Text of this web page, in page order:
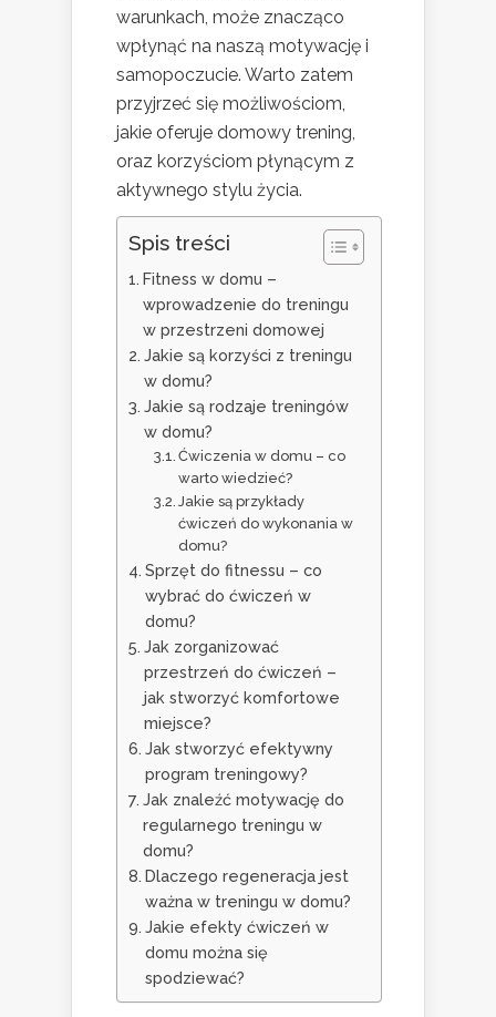
warunkach, może znacząco
wpłynąć na naszą motywację i
samopoczucie. Warto zatem
przyjrzeć się możliwościom,
jakie oferuje domowy trening,
oraz korzyściom płynącym z
aktywnego stylu życia.
Spis treści
Fitness w domu –
wprowadzenie do treningu
w przestrzeni domowej
Jakie są korzyści z treningu
w domu?
Jakie są rodzaje treningów
w domu?
Ćwiczenia w domu – co
warto wiedzieć?
Jakie są przykłady
ćwiczeń do wykonania w
domu?
Sprzęt do fitnessu – co
wybrać do ćwiczeń w
domu?
Jak zorganizować
przestrzeń do ćwiczeń –
jak stworzyć komfortowe
miejsce?
Jak stworzyć efektywny
program treningowy?
Jak znaleźć motywację do
regularnego treningu w
domu?
Dlaczego regeneracja jest
ważna w treningu w domu?
Jakie efekty ćwiczeń w
domu można się
spodziewać?